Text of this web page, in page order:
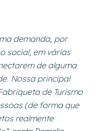
demanda, por
social, em várias
de alguma
Nossa principal
de Turismo
(de forma que
realmente